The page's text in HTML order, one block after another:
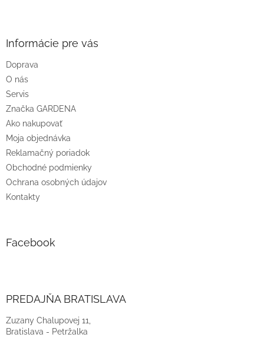
e
Informácie pre vás
Doprava
O nás
Servis
Značka GARDENA
Ako nakupovať
Moja objednávka
Reklamačný poriadok
Obchodné podmienky
Ochrana osobných údajov
Kontakty
Facebook
PREDAJŇA BRATISLAVA
Zuzany Chalupovej 11,
Bratislava - Petržalka